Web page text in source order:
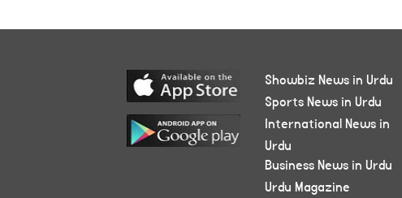
Showbiz News in Urdu
Sports News in Urdu
International News in
Urdu
Business News in Urdu
Urdu Magazine